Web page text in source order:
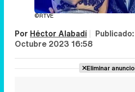
©RTVE
Por Héctor Alabadí | Publicado:
Octubre 2023 16:58
Eliminar